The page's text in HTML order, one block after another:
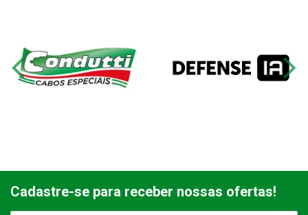
Cadastre-se para receber nossas ofertas!